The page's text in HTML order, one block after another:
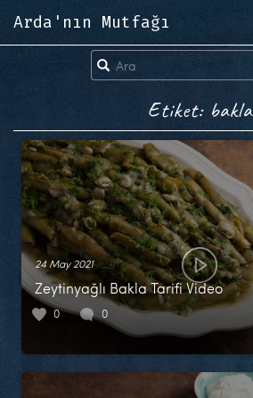
Arda'nın Mutfağı
Etiket: bakla
24 May 2021
Zeytinyağlı Bakla Tarifi Video
0 0